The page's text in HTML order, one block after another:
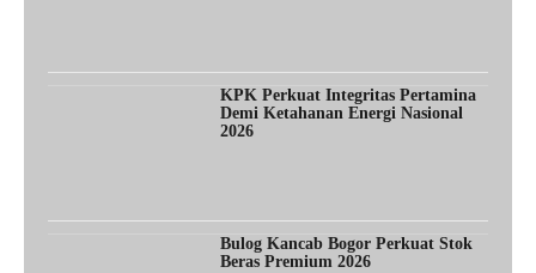
KPK Perkuat Integritas Pertamina
Demi Ketahanan Energi Nasional
2026
Bulog Kancab Bogor Perkuat Stok
Beras Premium 2026